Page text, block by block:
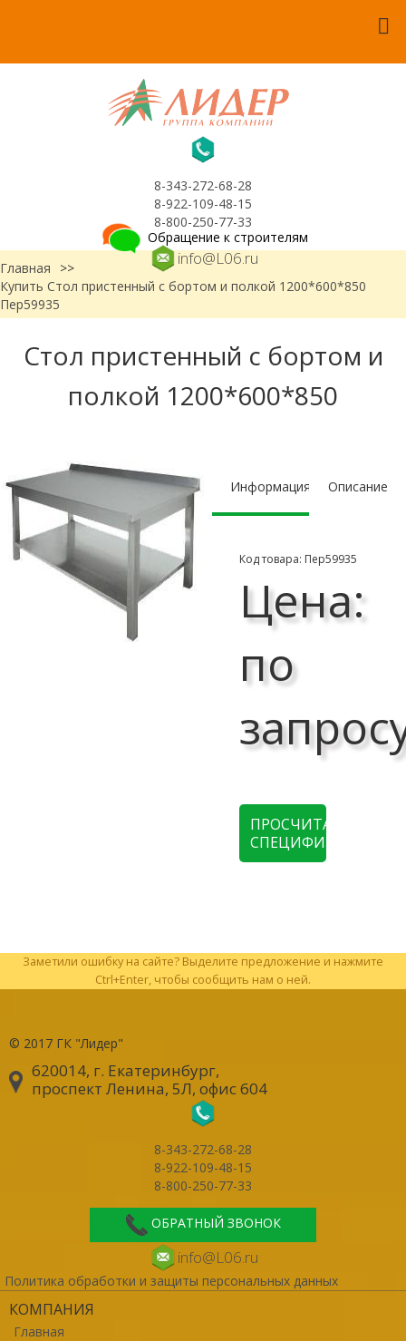
8-343-272-68-28
8-922-109-48-15
8-800-250-77-33
info@L06.ru
Обращение к строителям
Главная
>>
Купить Стол пристенный с бортом и полкой 1200*600*850
Пер59935
Стол пристенный с бортом и
полкой 1200*600*850
Информация Описание
Код товара: Пер59935
Цена:
по
ПРОСЧИТАТЬ
СПЕЦИФИКАЦИЮ
Заметили ошибку на сайте? Выделите предложение и нажмите
Ctrl+Enter, чтобы сообщить нам о ней.
© 2017 ГК "Лидер"
620014, г. Екатеринбург,
проспект Ленина, 5Л, офис 604
8-343-272-68-28
8-922-109-48-15
8-800-250-77-33
ОБРАТНЫЙ ЗВОНОК
info@L06.ru
Политика обработки и защиты персональных данных
КОМПАНИЯ
Главная